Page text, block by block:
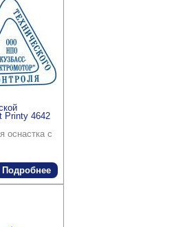
Printy 4642
оснастка с
Подробнее